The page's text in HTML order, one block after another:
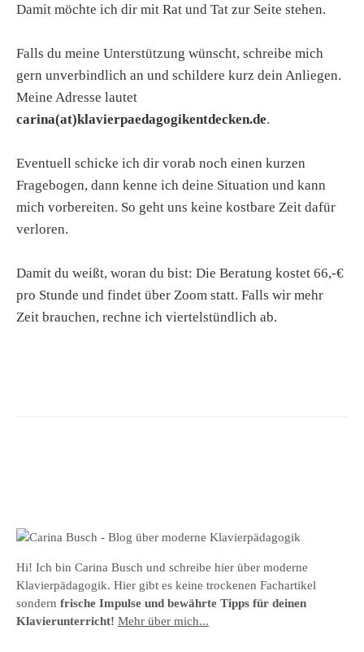
Damit möchte ich dir mit Rat und Tat zur Seite stehen.
Falls du meine Unterstützung wünscht, schreibe mich
gern unverbindlich an und schildere kurz dein Anliegen.
Meine Adresse lautet
carina(at)klavierpaedagogikentdecken.de.
Eventuell schicke ich dir vorab noch einen kurzen
Fragebogen, dann kenne ich deine Situation und kann
mich vorbereiten. So geht uns keine kostbare Zeit dafür
verloren.
Damit du weißt, woran du bist: Die Beratung kostet 66,-€
pro Stunde und findet über Zoom statt. Falls wir mehr
Zeit brauchen, rechne ich viertelstündlich ab.
Hi! Ich bin Carina Busch und schreibe hier über moderne
Klavierpädagogik. Hier gibt es keine trockenen Fachartikel
sondern frische Impulse und bewährte Tipps für deinen
Klavierunterricht! Mehr über mich...